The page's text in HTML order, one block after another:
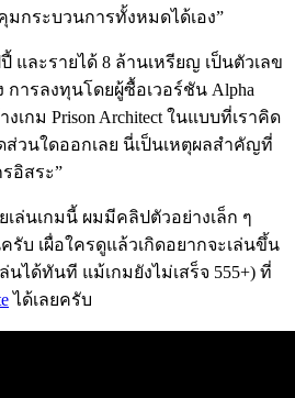
มกระบวนการทั้งหมดได้เอง”
และรายได้ 8 ล้านเหรียญ เป็นตัวเลข
การลงทุนโดยผู้ซื้อเวอร์ชัน Alpha
เกม Prison Architect ในแบบที่เราคิด
ส่วนใดออกเลย นี่เป็นเหตุผลสำคัญที่
อิสระ”
ล่นเกมนี้ ผมมีคลิปตัวอย่างเล็ก ๆ
รับ เผื่อใครดูแล้วเกิดอยากจะเล่นขึ้น
ได้ทันที แม้เกมยังไม่เสร็จ 555+) ที่
ได้เลยครับ